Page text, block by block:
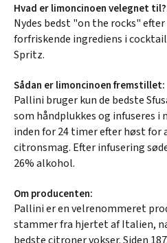
Hvad er limoncinoen velegnet
Nydes bedst "on the rocks"
forfriskende ingrediens i
Spritz.
Sådan er limoncinoen fremstillet:
Pallini bruger kun de bedste
som håndplukkes og infuseres
inden for 24 timer efter høst for
citronsmag. Efter infusering
26% alkohol.
Om producenten:
Pallini er en velrenommeret
stammer fra hjertet af Italien,
bedste citroner vokser. Siden